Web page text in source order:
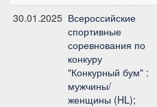
30.01.2025 Всероссийские
спортивные
соревнования по
конкуру
"Конкурный бум" :
мужчины/
женщины (HL);